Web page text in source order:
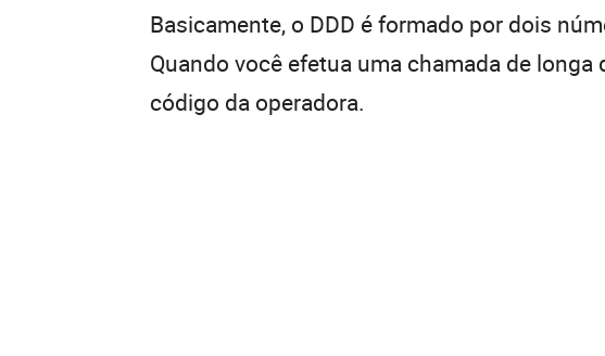
Basicamente, o DDD é formado por dois
Quando você efetua uma chamada de
código da operadora.